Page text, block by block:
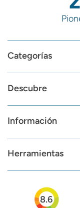
Categorías
Descubre
Información
Herramientas
8.6